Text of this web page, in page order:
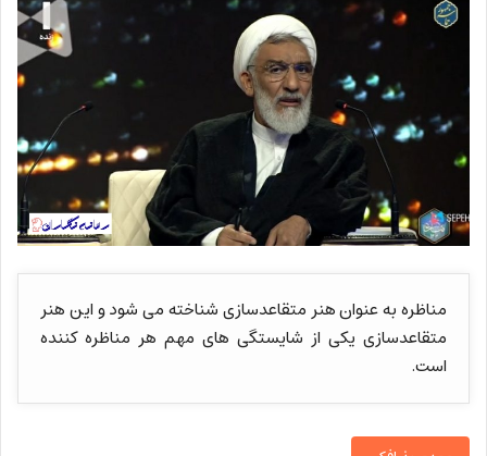
مناظره به عنوان هنر متقاعدسازی شناخته می شود و این هنر
متقاعدسازی یکی از شایستگی های مهم هر مناظره کننده
است.